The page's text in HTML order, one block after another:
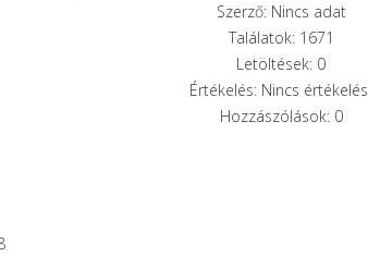
Szerző: Nincs adat
Találatok: 1671
Letöltések: 0
Értékelés: Nincs értékelés
Hozzászólások: 0